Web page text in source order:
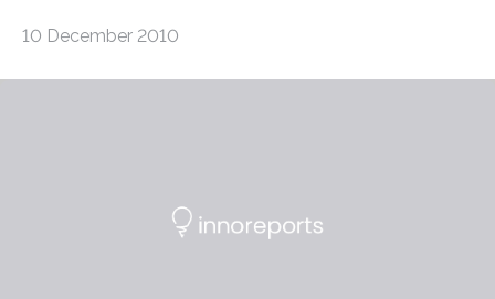
10 December 2010